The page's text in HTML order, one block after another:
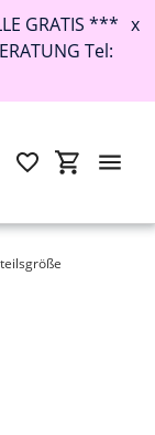
GRATIS ***
Tel:
x